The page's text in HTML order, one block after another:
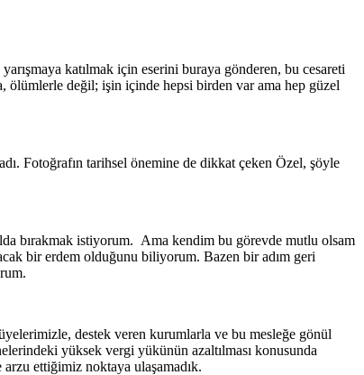
katılmak için eserini buraya gönderen, bu cesareti
değil; işin içinde hepsi birden var ama hep güzel
Fotoğrafın tarihsel önemine de dikkat çeken Özel, şöyle
bırakmak istiyorum. Ama kendim bu görevde mutlu olsam
bir erdem olduğunu biliyorum. Bazen bir adım geri
destek veren kurumlarla ve bu mesleğe gönül
yüksek vergi yükünün azaltılması konusunda
ettiğimiz noktaya ulaşamadık.